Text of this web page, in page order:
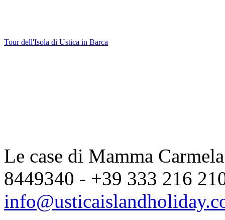
Tour dell'Isola di Ustica in Barca
Le case di Mamma
8449340 - +39 333 216